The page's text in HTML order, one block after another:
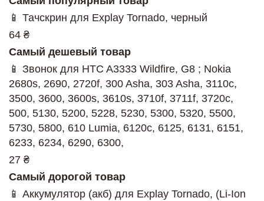
📱 Тачскрин для Explay Tornado, черный
64 ₴
Самый дешевый товар
📱 Звонок для HTC A3333 Wildfire, G8 ; Nokia
2680s, 2690, 2720f, 300 Asha, 303 Asha, 3110c,
3500, 3600, 3600s, 3610s, 3710f, 3711f, 3720c,
500, 5130, 5200, 5228, 5230, 5300, 5320, 5500,
5730, 5800, 610 Lumia, 6120c, 6125, 6131, 6151,
6233, 6234, 6290, 6300,
27 ₴
Самый дорогой товар
📱 Аккумулятор (акб) для Explay Tornado, (Li-Ion